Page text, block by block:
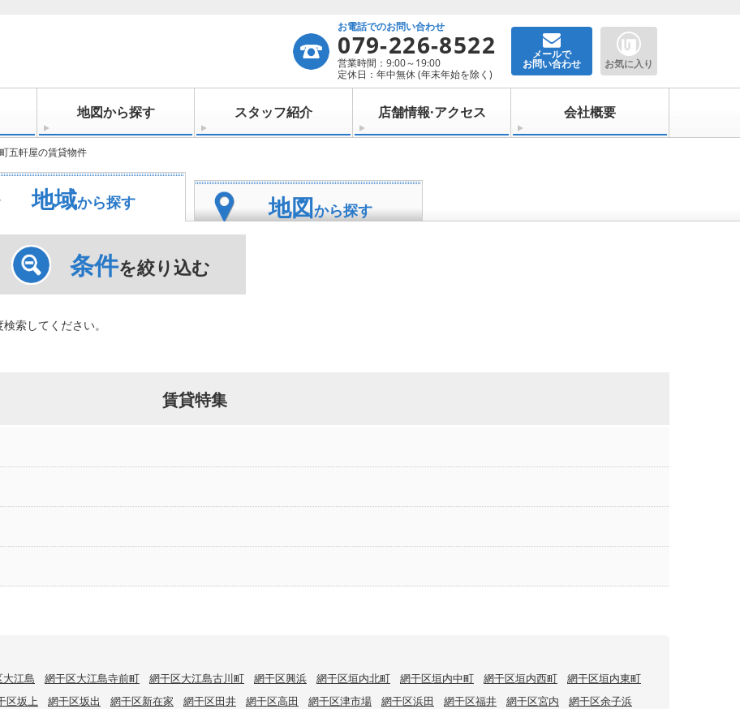
お電話でのお問い合わせ
079-226-8522
営業時間：9:00～19:00
定休日：年中無休 (年末年始を除く)
メールで
お問い合わせ お気に入り
地図から探す スタッフ紹介 店舗情報·アクセス 会社概要
五軒屋の賃貸物件
地域から探す 地図から探す
条件を絞り込む
索してください。
賃貸特集
江島 網干区大江島寺前町 網干区大江島古川町 網干区興浜 網干区垣内北町 網干区垣内中町 網干区垣内西町
網干区垣内東町
区坂上 網干区坂出 網干区新在家 網干区田井 網干区高田 網干区津市場 網干区浜田 網干区福井 網干区宮内
網干区余子浜